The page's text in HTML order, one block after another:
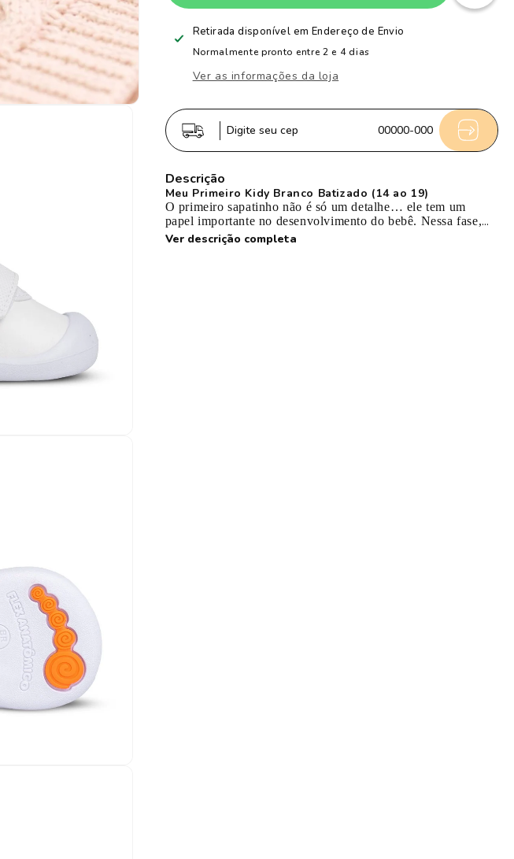
Tênis
Sapatilha
Infantil
Kidy
Casual
Branco
Batizado
Passos
Tênis
Sapatilha
Infantil
Kidy
Casual
Batizado
Retirada disponível em Endereço de Envio
Normalmente pronto entre 2 e 4 dias
Ver as informações da loja
Digite seu cep 00000-000
Descrição
Meu Primeiro Kidy Branco Batizado (14 ao 19)
O primeiro sapatinho não é só um detalhe… ele tem um
papel importante no desenvolvimento do bebê. Nessa fase,
muitos ainda nem andam ou estão começando a dar os
primeiros passinhos. O pezinho é extremamente sensível, em
Ver descrição completa